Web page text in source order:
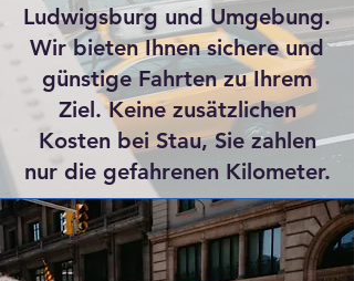
Ludwigsburg und Umgebung.
Wir bieten Ihnen sichere und
günstige Fahrten zu Ihrem
Ziel. Keine zusätzlichen
Kosten bei Stau, Sie zahlen
nur die gefahrenen Kilometer.